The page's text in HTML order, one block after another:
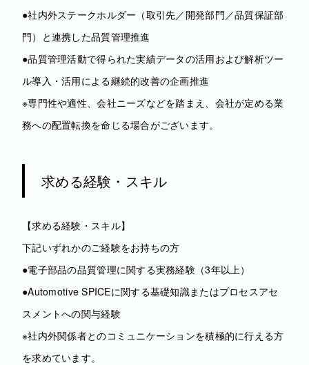
●社内外ステークホルダー（取引先／開発部門／品質保証部
門）と連携した品質管理推進
●品質管理活動で得られた実績データの活用および解析ツー
ル導入・活用による継続的改善の企画推進
※専門性や適性、会社ニーズなどを踏まえ、会社が定める業
務への配置転換を命じる場合がございます。
求める経験・スキル
【求める経験・スキル】
下記いずれかのご経験をお持ちの方
●電子部品の品質管理に関する実務経験（3年以上）
●Automotive SPICEに関する基礎知識またはプロセスアセ
スメントへの関与経験
※社内外関係者とのコミュニケーションを積極的に行える方
を求めています。